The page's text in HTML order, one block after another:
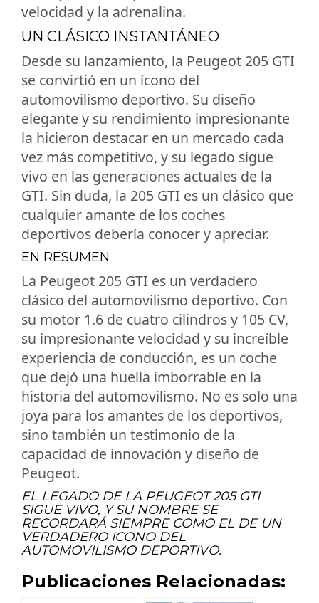
velocidad y la adrenalina.
UN CLÁSICO INSTANTÁNEO
Desde su lanzamiento, la Peugeot 205 GTI
se convirtió en un ícono del
automovilismo deportivo. Su diseño
elegante y su rendimiento impresionante
la hicieron destacar en un mercado cada
vez más competitivo, y su legado sigue
vivo en las generaciones actuales de la
GTI. Sin duda, la 205 GTI es un clásico que
cualquier amante de los coches
deportivos debería conocer y apreciar.
EN RESUMEN
La Peugeot 205 GTI es un verdadero
clásico del automovilismo deportivo. Con
su motor 1.6 de cuatro cilindros y 105 CV,
su impresionante velocidad y su increíble
experiencia de conducción, es un coche
que dejó una huella imborrable en la
historia del automovilismo. No es solo una
joya para los amantes de los deportivos,
sino también un testimonio de la
capacidad de innovación y diseño de
Peugeot.
EL LEGADO DE LA PEUGEOT 205 GTI
SIGUE VIVO, Y SU NOMBRE SE
RECORDARÁ SIEMPRE COMO EL DE UN
VERDADERO ICONO DEL
AUTOMOVILISMO DEPORTIVO.
Publicaciones Relacionadas: